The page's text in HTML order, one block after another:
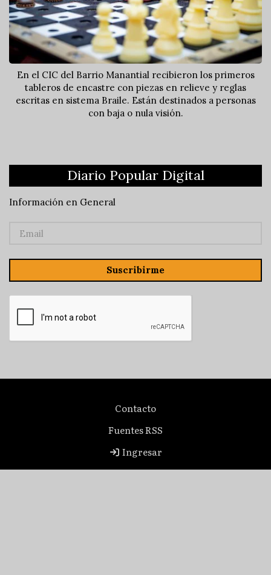
En el CIC del Barrio Manantial recibieron los primeros
tableros de encastre con piezas en relieve y reglas
escritas en sistema Braile. Están destinados a personas
con baja o nula visión.
Diario Popular Digital
Información en General
Suscribirme
Contacto
Fuentes RSS
Ingresar
Deportes